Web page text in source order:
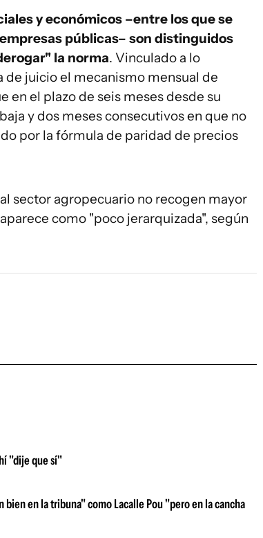
y económicos –entre los que se
públicas– son distinguidos
la norma. Vinculado a lo
juicio el mecanismo mensual de
el plazo de seis meses desde su
y dos meses consecutivos en que no
por la fórmula de paridad de precios
sector agropecuario no recogen mayor
como "poco jerarquizada", según
"dije que sí"
bien en la tribuna" como Lacalle Pou "pero en la cancha